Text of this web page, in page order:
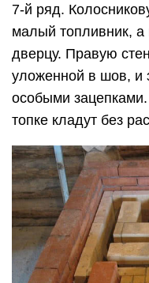
7-й ряд.
малый топливник, а
дверцу. Правую
уложенной в шов, и
особыми
топке кладут без